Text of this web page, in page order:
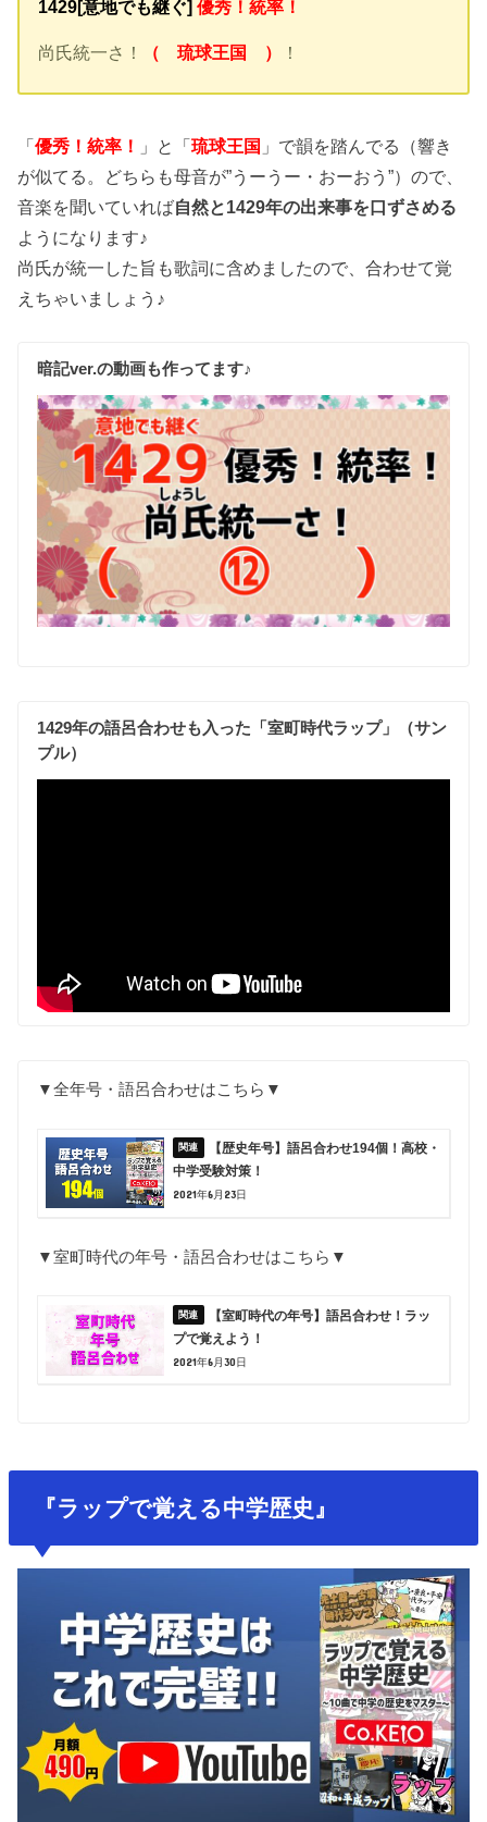
1429[意地でも継ぐ]優秀！統率！
尚氏統一さ！ （ 琉球王国 ） ！
「優秀！統率！ 」と「琉球王国 」で韻を踏んでる（響き
が似てる。どちらも母音が”うーうー・おーおう”）ので、
音楽を聞いていれば自然と1429年の出来事を口ずさめる
ようになります♪
尚氏が統一した旨も歌詞に含めましたので、合わせて覚
えちゃいましょう♪
暗記ver.の動画も作ってます♪
1429年の語呂合わせも入った「室町時代ラップ」（サン
プル）
▼全年号・語呂合わせはこちら▼
【歴史年号】語呂合わせ194個！高校・
中学受験対策！
2021年6月23日
▼室町時代の年号・語呂合わせはこちら▼
【室町時代の年号】語呂合わせ！ラッ
プで覚えよう！
2021年6月30日
『ラップで覚える中学歴史』